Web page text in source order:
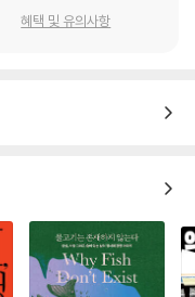
관한 논쟁을 정리하면서,
“블랙박스”처럼 남은 조사
는 조사활동의 과정들을
수행했다. 국방부가 발간
합동조사결과 보고서』와
혜택 및 유의사항